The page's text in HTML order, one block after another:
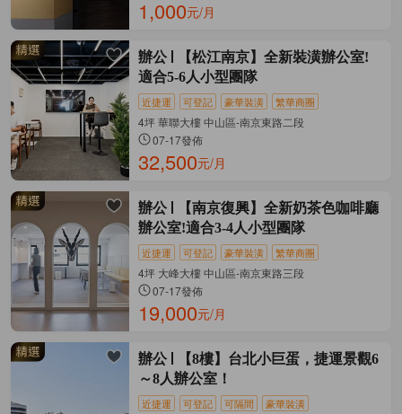
1,000元/月
辦公
【松江南京】全新裝潢辦公室!
適合5-6人小型團隊
近捷運 可登記 豪華裝潢 繁華商圈
4坪 華聯大樓 中山區-南京東路二段
07-17發佈
32,500元/月
辦公
【南京復興】全新奶茶色咖啡廳
辦公室!適合3-4人小型團隊
近捷運 可登記 豪華裝潢 繁華商圈
4坪 大峰大樓 中山區-南京東路三段
07-17發佈
19,000元/月
辦公
【8樓】台北小巨蛋，捷運景觀6
～8人辦公室！
近捷運 可登記 可隔間 豪華裝潢